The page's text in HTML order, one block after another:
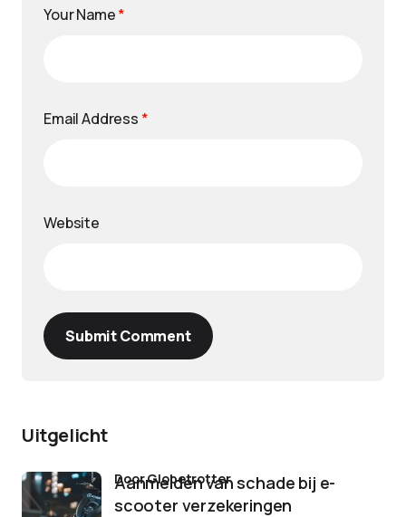
Your Name*
Email Address *
Website
Submit Comment
Uitgelicht
Aanmelden van schade bij e-
scooter verzekeringen
door Globetrotter